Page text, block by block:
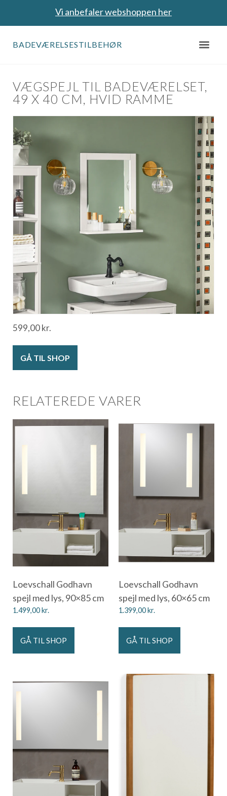
Vi anbefaler webshoppen her
BADEVÆRELSESTILBEHØR
VÆGSPEJL TIL BADEVÆRELSET,
49 X 40 CM, HVID RAMME
599,00kr.
GÅ TIL SHOP
RELATEREDE VARER
Loevschall Godhavn
spejl med lys, 90×85 cm
1.499,00kr.
GÅ TIL SHOP
Loevschall Godhavn
spejl med lys, 60×65 cm
1.399,00kr.
GÅ TIL SHOP